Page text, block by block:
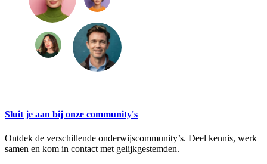
Sluit je aan bij onze community's
Ontdek de verschillende onderwijscommunity’s. Deel kennis, werk
samen en kom in contact met gelijkgestemden.